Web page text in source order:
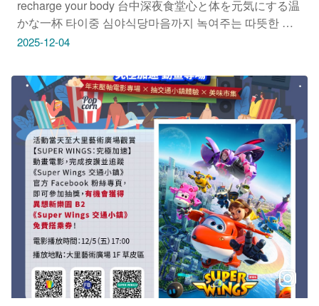
recharge your body 台中深夜食堂心と体を元気にする温
かな一杯 타이중 심야식당마음까지 녹여주는 따뜻한 음
식 한 그릇으로 활력을 되찾으세요 #台客烧肉粥 地址：
台中市中区笃行路18号 #小渔儿烧酒鸡店 地址：台中市
西区笃行路151号 感谢IG网友、店家 ＠laocai_damian、
＠spsp0709、＠aillsea.tw 提供授权美照 只要
Tag@taichungtravels 就有机会让你的美照在大玩台中
FB、IG、微博及台中观光旅游网上曝光喔！ #
taichungtravels #travel #scenery #Landscape #taiwan
#taichung #discovertaichung #여행 #풍경 #観光 #旅行 #
风景 #台中 #大玩台中 # 台中景点 #打卡景点 #台中风景
#台中旅游
2025-12-04